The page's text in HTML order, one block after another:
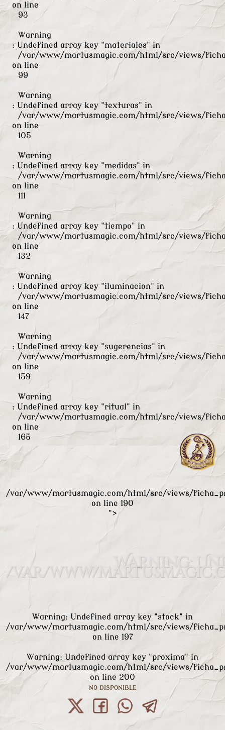
on line
93
Warning
: Undefined array key "materiales" in
/var/www/martusmagic.com/html/src/views/
on line
99
Warning
: Undefined array key "texturas" in
/var/www/martusmagic.com/html/src/views/
on line
105
Warning
: Undefined array key "medidas" in
/var/www/martusmagic.com/html/src/views/
on line
111
Warning
: Undefined array key "tiempo" in
/var/www/martusmagic.com/html/src/views/
on line
132
Warning
: Undefined array key "iluminacion" in
/var/www/martusmagic.com/html/src/views/
on line
147
Warning
: Undefined array key "sugerencias" in
/var/www/martusmagic.com/html/src/views/
on line
159
Warning
: Undefined array key "ritual" in
/var/www/martusmagic.com/html/src/views/
on line
165
/var/www/martusmagic.com/html/src/views/
on line 190
">
Warning:
/var/www/
Warning: Undefined array key "stock" in
/var/www/martusmagic.com/html/src/views/
on line 197
Warning: Undefined array key "proxima" in
/var/www/martusmagic.com/html/src/views/
on line 200
NO DISPONIBLE